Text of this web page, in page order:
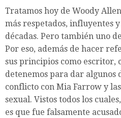
Tratamos hoy de Woody
más respetados, influyentes
décadas. Pero también uno
Por eso, además de hacer
sus principios como escritor,
detenemos para dar algunos
conflicto con Mia Farrow y
sexual. Vistos todos los
es que fue falsamente